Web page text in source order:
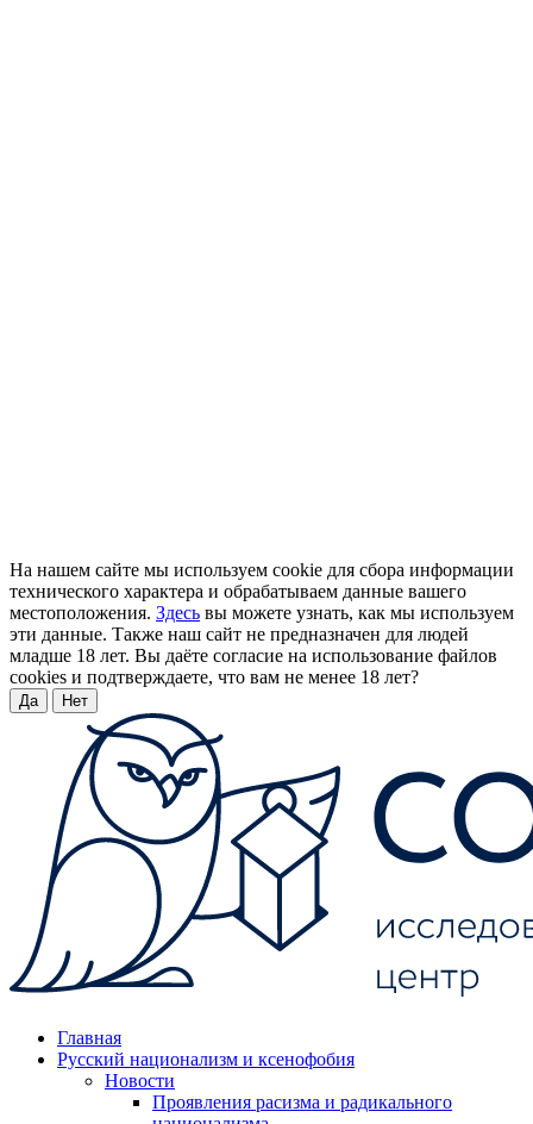
На нашем сайте мы используем cookie для сбора информации
технического характера и обрабатываем данные вашего
местоположения. Здесь вы можете узнать, как мы используем
эти данные. Также наш сайт не предназначен для людей
младше 18 лет. Вы даёте согласие на использование файлов
cookies и подтверждаете, что вам не менее 18 лет?
Да Нет
Главная
Русский национализм и ксенофобия
Новости
Проявления расизма и радикального